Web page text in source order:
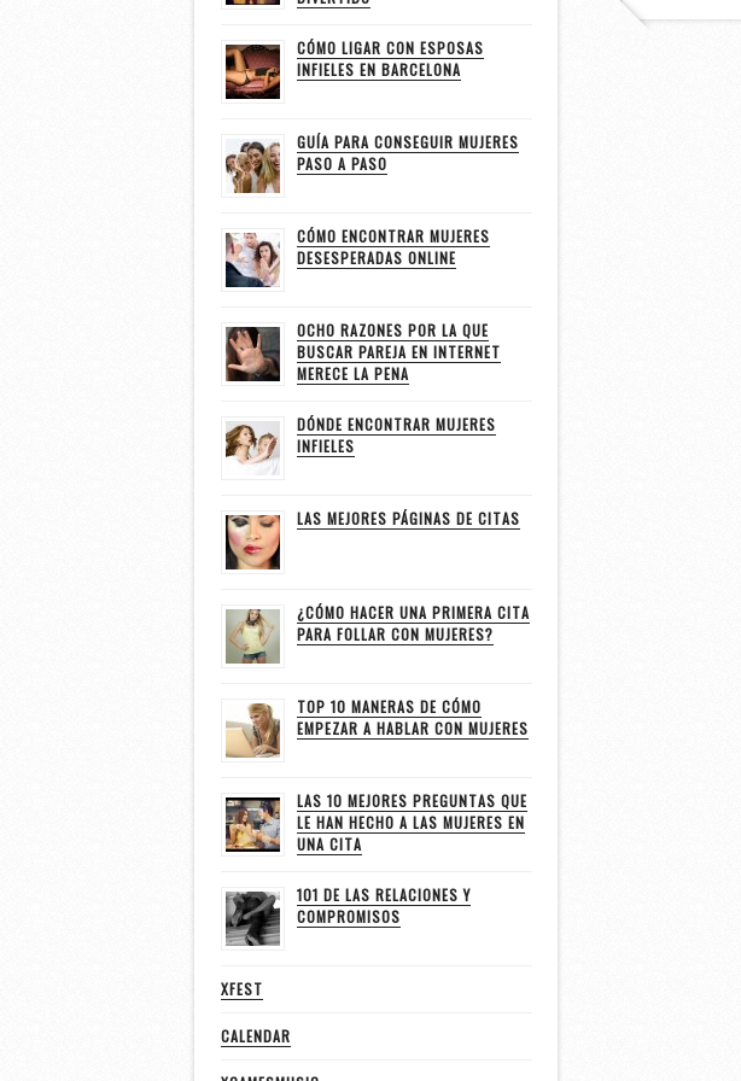
CÓMO LIGAR CON ESPOSAS
INFIELES EN BARCELONA
GUÍA PARA CONSEGUIR MUJERES
PASO A PASO
CÓMO ENCONTRAR MUJERES
DESESPERADAS ONLINE
OCHO RAZONES POR LA QUE
BUSCAR PAREJA EN INTERNET
MERECE LA PENA
DÓNDE ENCONTRAR MUJERES
INFIELES
LAS MEJORES PÁGINAS DE CITAS
¿CÓMO HACER UNA PRIMERA CITA
PARA FOLLAR CON MUJERES?
TOP 10 MANERAS DE CÓMO
EMPEZAR A HABLAR CON MUJERES
LAS 10 MEJORES PREGUNTAS QUE
LE HAN HECHO A LAS MUJERES EN
UNA CITA
101 DE LAS RELACIONES Y
COMPROMISOS
XFEST
CALENDAR